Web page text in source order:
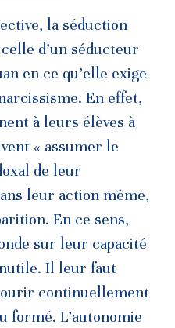
la séduction
d’un séducteur
en ce qu’elle exige
En effet,
à leurs élèves à
« assumer le
de leur
leur action même,
En ce sens,
sur leur capacité
Il leur faut
continuellement
formé. L’autonomie